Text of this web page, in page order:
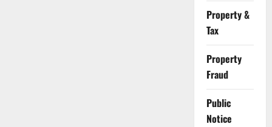
Property &
Tax
Property
Fraud
Public
Notice